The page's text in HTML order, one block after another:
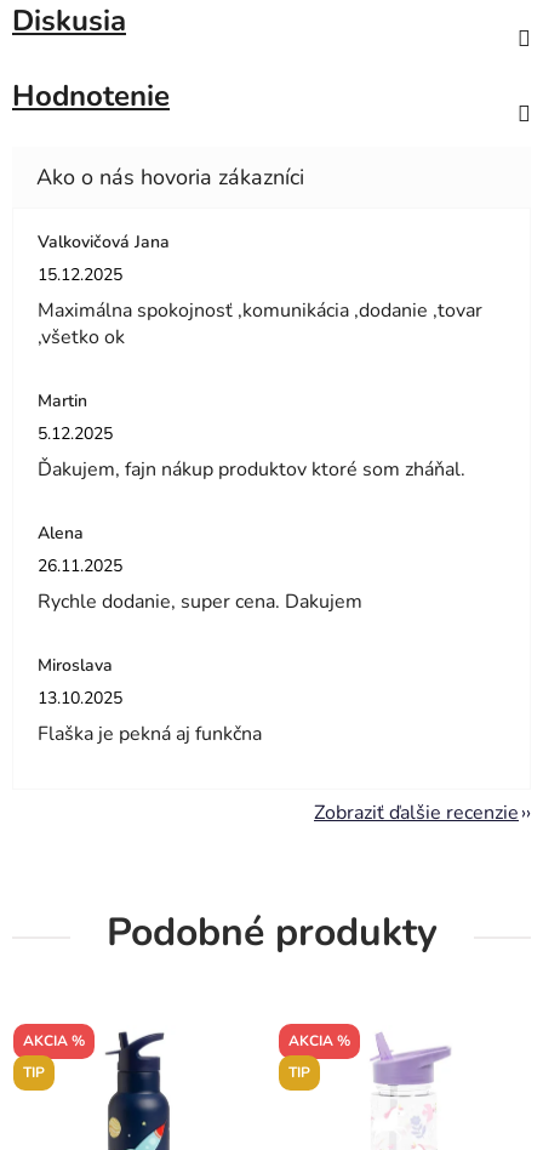
Diskusia
Hodnotenie
Valkovičová Jana
Hodnotenie obchodu je 5 z 5 hviezdičiek.
15.12.2025
Maximálna spokojnosť ,komunikácia ,dodanie ,tovar
,všetko ok
Martin
Hodnotenie obchodu je 5 z 5 hviezdičiek.
5.12.2025
Ďakujem, fajn nákup produktov ktoré som zháňal.
Alena
Hodnotenie obchodu je 5 z 5 hviezdičiek.
26.11.2025
Rychle dodanie, super cena. Dakujem
Miroslava
Hodnotenie obchodu je 5 z 5 hviezdičiek.
13.10.2025
Flaška je pekná aj funkčna
Zobraziť ďalšie recenzie
Podobné produkty
AKCIA %
TIP
AKCIA %
TIP